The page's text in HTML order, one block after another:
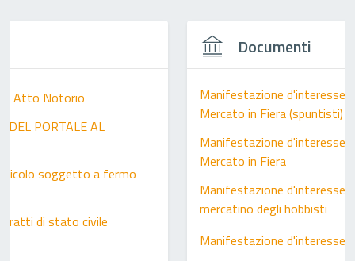
Atto Notorio
DEL PORTALE AL
soggetto a fermo
di stato civile
Documenti
Manifestazione d'interesse
Mercato in Fiera (spuntisti)
Manifestazione d'interesse
Mercato in Fiera
Manifestazione d'interesse
mercatino degli hobbisti
Manifestazione d'interesse